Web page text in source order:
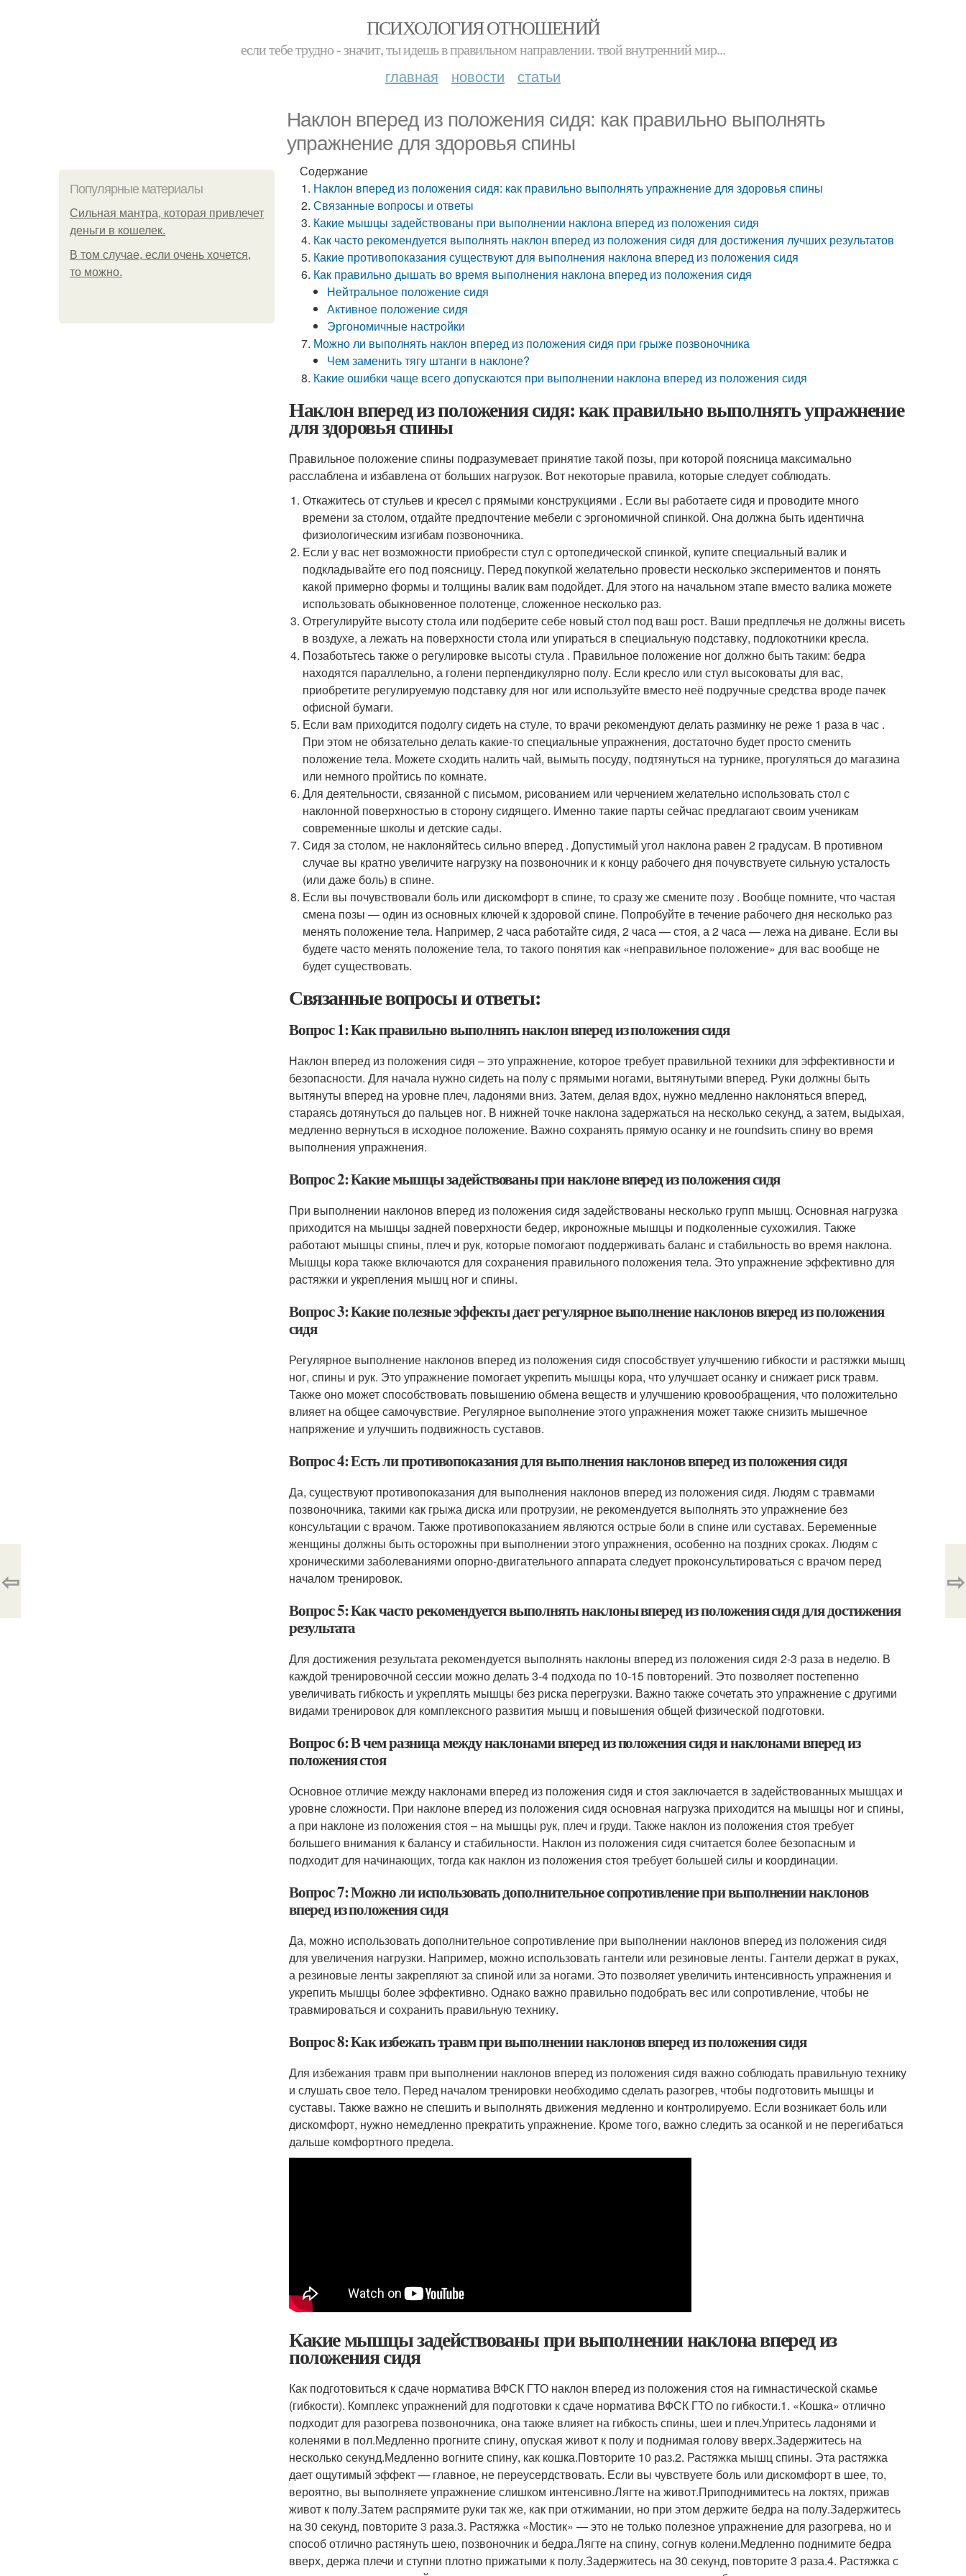
ПСИХОЛОГИЯ ОТНОШЕНИЙ
если тебе трудно - значит, ты идешь в правильном направлении. твой внутренний мир...
главная новости статьи
Наклон вперед из положения сидя: как правильно выполнять
упражнение для здоровья спины
Популярные материалы
Сильная мантра, которая привлечет
деньги в кошелек.
В том случае, если очень хочется,
то можно.
Содержание
Наклон вперед из положения сидя: как правильно выполнять упражнение для здоровья спины
Связанные вопросы и ответы
Какие мышцы задействованы при выполнении наклона вперед из положения сидя
Как часто рекомендуется выполнять наклон вперед из положения сидя для достижения лучших результатов
Какие противопоказания существуют для выполнения наклона вперед из положения сидя
Как правильно дышать во время выполнения наклона вперед из положения сидя
Нейтральное положение сидя
Активное положение сидя
Эргономичные настройки
Можно ли выполнять наклон вперед из положения сидя при грыже позвоночника
Чем заменить тягу штанги в наклоне?
Какие ошибки чаще всего допускаются при выполнении наклона вперед из положения сидя
Наклон вперед из положения сидя: как правильно выполнять упражнение
для здоровья спины
Правильное положение спины подразумевает принятие такой позы, при которой поясница максимально
расслаблена и избавлена от больших нагрузок. Вот некоторые правила, которые следует соблюдать.
Откажитесь от стульев и кресел с прямыми конструкциями . Если вы работаете сидя и проводите много
времени за столом, отдайте предпочтение мебели с эргономичной спинкой. Она должна быть идентична
физиологическим изгибам позвоночника.
Если у вас нет возможности приобрести стул с ортопедической спинкой, купите специальный валик и
подкладывайте его под поясницу. Перед покупкой желательно провести несколько экспериментов и понять
какой примерно формы и толщины валик вам подойдет. Для этого на начальном этапе вместо валика можете
использовать обыкновенное полотенце, сложенное несколько раз.
Отрегулируйте высоту стола или подберите себе новый стол под ваш рост. Ваши предплечья не должны висеть
в воздухе, а лежать на поверхности стола или упираться в специальную подставку, подлокотники кресла.
Позаботьтесь также о регулировке высоты стула . Правильное положение ног должно быть таким: бедра
находятся параллельно, а голени перпендикулярно полу. Если кресло или стул высоковаты для вас,
приобретите регулируемую подставку для ног или используйте вместо неё подручные средства вроде пачек
офисной бумаги.
Если вам приходится подолгу сидеть на стуле, то врачи рекомендуют делать разминку не реже 1 раза в час .
При этом не обязательно делать какие-то специальные упражнения, достаточно будет просто сменить
положение тела. Можете сходить налить чай, вымыть посуду, подтянуться на турнике, прогуляться до магазина
или немного пройтись по комнате.
Для деятельности, связанной с письмом, рисованием или черчением желательно использовать стол с
наклонной поверхностью в сторону сидящего. Именно такие парты сейчас предлагают своим ученикам
современные школы и детские сады.
Сидя за столом, не наклоняйтесь сильно вперед . Допустимый угол наклона равен 2 градусам. В противном
случае вы кратно увеличите нагрузку на позвоночник и к концу рабочего дня почувствуете сильную усталость
(или даже боль) в спине.
Если вы почувствовали боль или дискомфорт в спине, то сразу же смените позу . Вообще помните, что частая
смена позы — один из основных ключей к здоровой спине. Попробуйте в течение рабочего дня несколько раз
менять положение тела. Например, 2 часа работайте сидя, 2 часа — стоя, а 2 часа — лежа на диване. Если вы
будете часто менять положение тела, то такого понятия как «неправильное положение» для вас вообще не
будет существовать.
Связанные вопросы и ответы:
Вопрос 1: Как правильно выполнять наклон вперед из положения сидя
Наклон вперед из положения сидя – это упражнение, которое требует правильной техники для эффективности и
безопасности. Для начала нужно сидеть на полу с прямыми ногами, вытянутыми вперед. Руки должны быть
вытянуты вперед на уровне плеч, ладонями вниз. Затем, делая вдох, нужно медленно наклоняться вперед,
стараясь дотянуться до пальцев ног. В нижней точке наклона задержаться на несколько секунд, а затем, выдыхая,
медленно вернуться в исходное положение. Важно сохранять прямую осанку и не roundsить спину во время
выполнения упражнения.
Вопрос 2: Какие мышцы задействованы при наклоне вперед из положения сидя
При выполнении наклонов вперед из положения сидя задействованы несколько групп мышц. Основная нагрузка
приходится на мышцы задней поверхности бедер, икроножные мышцы и подколенные сухожилия. Также
работают мышцы спины, плеч и рук, которые помогают поддерживать баланс и стабильность во время наклона.
Мышцы кора также включаются для сохранения правильного положения тела. Это упражнение эффективно для
растяжки и укрепления мышц ног и спины.
Вопрос 3: Какие полезные эффекты дает регулярное выполнение наклонов вперед из положения
сидя
Регулярное выполнение наклонов вперед из положения сидя способствует улучшению гибкости и растяжки мышц
ног, спины и рук. Это упражнение помогает укрепить мышцы кора, что улучшает осанку и снижает риск травм.
Также оно может способствовать повышению обмена веществ и улучшению кровообращения, что положительно
влияет на общее самочувствие. Регулярное выполнение этого упражнения может также снизить мышечное
напряжение и улучшить подвижность суставов.
Вопрос 4: Есть ли противопоказания для выполнения наклонов вперед из положения сидя
Да, существуют противопоказания для выполнения наклонов вперед из положения сидя. Людям с травмами
позвоночника, такими как грыжа диска или протрузии, не рекомендуется выполнять это упражнение без
консультации с врачом. Также противопоказанием являются острые боли в спине или суставах. Беременные
женщины должны быть осторожны при выполнении этого упражнения, особенно на поздних сроках. Людям с
хроническими заболеваниями опорно-двигательного аппарата следует проконсультироваться с врачом перед
началом тренировок.
Вопрос 5: Как часто рекомендуется выполнять наклоны вперед из положения сидя для достижения
результата
Для достижения результата рекомендуется выполнять наклоны вперед из положения сидя 2-3 раза в неделю. В
каждой тренировочной сессии можно делать 3-4 подхода по 10-15 повторений. Это позволяет постепенно
увеличивать гибкость и укреплять мышцы без риска перегрузки. Важно также сочетать это упражнение с другими
видами тренировок для комплексного развития мышц и повышения общей физической подготовки.
Вопрос 6: В чем разница между наклонами вперед из положения сидя и наклонами вперед из
положения стоя
Основное отличие между наклонами вперед из положения сидя и стоя заключается в задействованных мышцах и
уровне сложности. При наклоне вперед из положения сидя основная нагрузка приходится на мышцы ног и спины,
а при наклоне из положения стоя – на мышцы рук, плеч и груди. Также наклон из положения стоя требует
большего внимания к балансу и стабильности. Наклон из положения сидя считается более безопасным и
подходит для начинающих, тогда как наклон из положения стоя требует большей силы и координации.
Вопрос 7: Можно ли использовать дополнительное сопротивление при выполнении наклонов
вперед из положения сидя
Да, можно использовать дополнительное сопротивление при выполнении наклонов вперед из положения сидя
для увеличения нагрузки. Например, можно использовать гантели или резиновые ленты. Гантели держат в руках,
а резиновые ленты закрепляют за спиной или за ногами. Это позволяет увеличить интенсивность упражнения и
укрепить мышцы более эффективно. Однако важно правильно подобрать вес или сопротивление, чтобы не
травмироваться и сохранить правильную технику.
Вопрос 8: Как избежать травм при выполнении наклонов вперед из положения сидя
Для избежания травм при выполнении наклонов вперед из положения сидя важно соблюдать правильную технику
и слушать свое тело. Перед началом тренировки необходимо сделать разогрев, чтобы подготовить мышцы и
суставы. Также важно не спешить и выполнять движения медленно и контролируемо. Если возникает боль или
дискомфорт, нужно немедленно прекратить упражнение. Кроме того, важно следить за осанкой и не перегибаться
дальше комфортного предела.
Какие мышцы задействованы при выполнении наклона вперед из
положения сидя
Как подготовиться к сдаче норматива ВФСК ГТО наклон вперед из положения стоя на гимнастической скамье
(гибкости). Комплекс упражнений для подготовки к сдаче норматива ВФСК ГТО по гибкости.1. «Кошка» отлично
подходит для разогрева позвоночника, она также влияет на гибкость спины, шеи и плеч.Упритесь ладонями и
коленями в пол.Медленно прогните спину, опуская живот к полу и поднимая голову вверх.Задержитесь на
несколько секунд.Медленно вогните спину, как кошка.Повторите 10 раз.2. Растяжка мышц спины. Эта растяжка
дает ощутимый эффект — главное, не переусердствовать. Если вы чувствуете боль или дискомфорт в шее, то,
вероятно, вы выполняете упражнение слишком интенсивно.Лягте на живот.Приподнимитесь на локтях, прижав
живот к полу.Затем распрямите руки так же, как при отжимании, но при этом держите бедра на полу.Задержитесь
на 30 секунд, повторите 3 раза.3. Растяжка «Мостик» — это не только полезное упражнение для разогрева, но и
способ отлично растянуть шею, позвоночник и бедра.Лягте на спину, согнув колени.Медленно поднимите бедра
вверх, держа плечи и ступни плотно прижатыми к полу.Задержитесь на 30 секунд, повторите 3 раза.4. Растяжка с
⇦ ⇨